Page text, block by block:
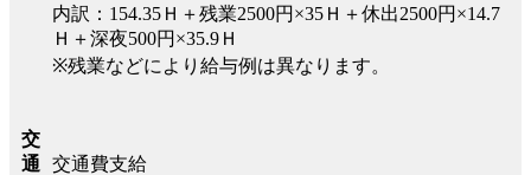
内訳：154.35Ｈ＋残業2500円×35Ｈ＋休出2500円×14.7
Ｈ＋深夜500円×35.9Ｈ
※残業などにより給与例は異なります。
交
通
交通費支給